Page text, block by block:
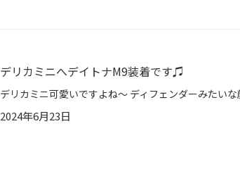
デリカミニへデイトナM9装着です♫
2024年6月23日